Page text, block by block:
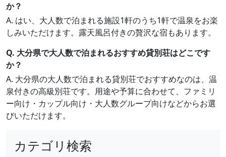
か？
A. はい、大人数で泊まれる施設1軒のうち1軒で温泉をお楽
しみいただけます。露天風呂付きの贅沢な宿もあります。
Q. 大分県で大人数で泊まれるおすすめ貸別荘はどこです
か？
A. 大分県の大人数で泊まれる貸別荘でおすすめなのは、温
泉付きの高級別荘です。用途や予算に合わせて、ファミリ
ー向け・カップル向け・大人数グループ向けなどからお選
びいただけます。
カテゴリ検索